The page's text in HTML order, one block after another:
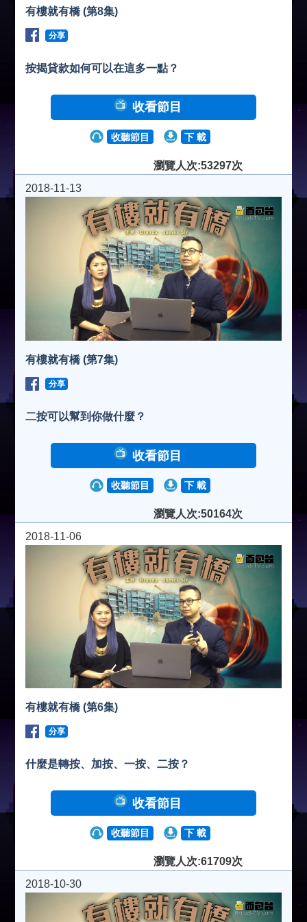
有樓就有橋 (第8集)
分享
按揭貸款如何可以在這多一點？
收看節目
收聽節目 下 載
瀏覽人次:53297次
2018-11-13
有樓就有橋 (第7集)
分享
二按可以幫到你做什麼？
收看節目
收聽節目 下 載
瀏覽人次:50164次
2018-11-06
有樓就有橋 (第6集)
分享
什麼是轉按、加按、一按、二按？
收看節目
收聽節目 下 載
瀏覽人次:61709次
2018-10-30